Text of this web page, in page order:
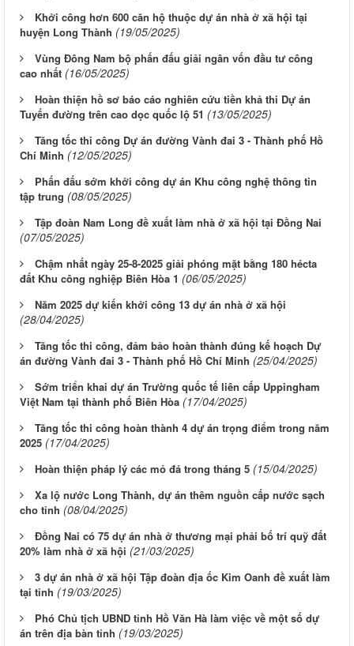
Khởi công hơn 600 căn hộ thuộc dự án nhà ở xã hội tại
huyện Long Thành (19/05/2025)
Vùng Đông Nam bộ phấn đấu giải ngân vốn đầu tư công
cao nhất (16/05/2025)
Hoàn thiện hồ sơ báo cáo nghiên cứu tiền khả thi Dự án
Tuyến đường trên cao dọc quốc lộ 51 (13/05/2025)
Tăng tốc thi công Dự án đường Vành đai 3 - Thành phố Hồ
Chí Minh (12/05/2025)
Phấn đấu sớm khởi công dự án Khu công nghệ thông tin
tập trung (08/05/2025)
Tập đoàn Nam Long đề xuất làm nhà ở xã hội tại Đồng Nai
(07/05/2025)
Chậm nhất ngày 25-8-2025 giải phóng mặt bằng 180 hécta
đất Khu công nghiệp Biên Hòa 1 (06/05/2025)
Năm 2025 dự kiến khởi công 13 dự án nhà ở xã hội
(28/04/2025)
Tăng tốc thi công, đảm bảo hoàn thành đúng kế hoạch Dự
án đường Vành đai 3 - Thành phố Hồ Chí Minh (25/04/2025)
Sớm triển khai dự án Trường quốc tế liên cấp Uppingham
Việt Nam tại thành phố Biên Hòa (17/04/2025)
Tăng tốc thi công hoàn thành 4 dự án trọng điểm trong năm
2025 (17/04/2025)
Hoàn thiện pháp lý các mỏ đá trong tháng 5 (15/04/2025)
Xa lộ nước Long Thành, dự án thêm nguồn cấp nước sạch
cho tỉnh (08/04/2025)
Đồng Nai có 75 dự án nhà ở thương mại phải bố trí quỹ đất
20% làm nhà ở xã hội (21/03/2025)
3 dự án nhà ở xã hội Tập đoàn địa ốc Kim Oanh đề xuất làm
tại tỉnh (19/03/2025)
Phó Chủ tịch UBND tỉnh Hồ Văn Hà làm việc về một số dự
án trên địa bàn tỉnh (19/03/2025)